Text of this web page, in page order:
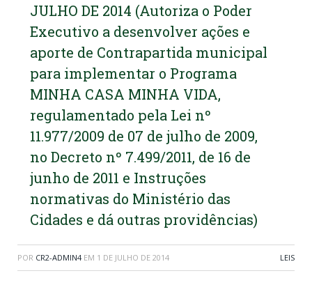
JULHO DE 2014 (Autoriza o Poder
Executivo a desenvolver ações e
aporte de Contrapartida municipal
para implementar o Programa
MINHA CASA MINHA VIDA,
regulamentado pela Lei nº
11.977/2009 de 07 de julho de 2009,
no Decreto nº 7.499/2011, de 16 de
junho de 2011 e Instruções
normativas do Ministério das
Cidades e dá outras providências)
POR CR2-ADMIN4 EM 1 DE JULHO DE 2014 LEIS